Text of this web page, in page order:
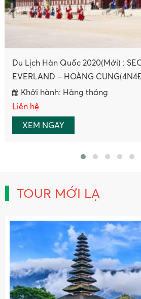
Tour Trung Quốc: Trương Gia
Cổ Trấn
Khởi hành: Hàng Tuần
Liên hệ
XEM NGAY
TOUR MỚI LẠ